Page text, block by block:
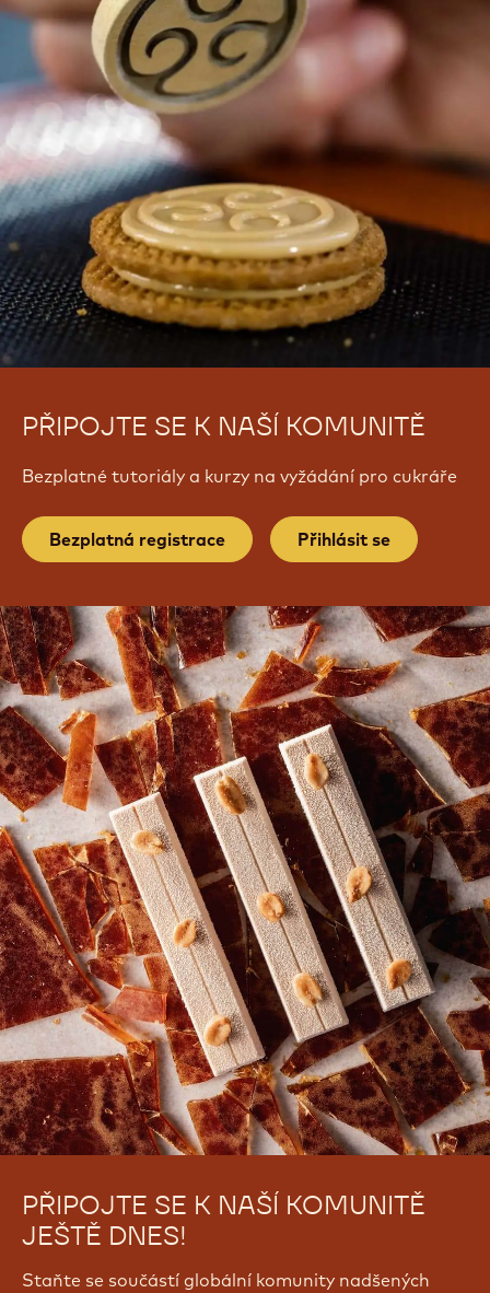
new
window.window.
new
window.
PŘIPOJTE SE K NAŠÍ KOMUNITĚ
Bezplatné tutoriály a kurzy na vyžádání pro cukráře
Bezplatná registrace Přihlásit se
PŘIPOJTE SE K NAŠÍ KOMUNITĚ
JEŠTĚ DNES!
Staňte se součástí globální komunity nadšených